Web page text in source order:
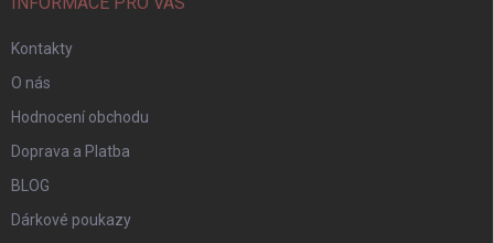
Kontakty
O nás
Hodnocení obchodu
Doprava a Platba
BLOG
Dárkové poukazy